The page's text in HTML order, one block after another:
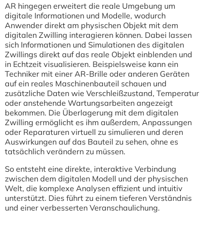
AR hingegen erweitert die reale Umgebung um
digitale Informationen und Modelle, wodurch
Anwender direkt am physischen Objekt mit dem
digitalen Zwilling interagieren können. Dabei lassen
sich Informationen und Simulationen des digitalen
Zwillings direkt auf das reale Objekt einblenden und
in Echtzeit visualisieren. Beispielsweise kann ein
Techniker mit einer AR-Brille oder anderen Geräten
auf ein reales Maschinenbauteil schauen und
zusätzliche Daten wie Verschleißzustand, Temperatur
oder anstehende Wartungsarbeiten angezeigt
bekommen. Die Überlagerung mit dem digitalen
Zwilling ermöglicht es ihm außerdem, Anpassungen
oder Reparaturen virtuell zu simulieren und deren
Auswirkungen auf das Bauteil zu sehen, ohne es
tatsächlich verändern zu müssen.
So entsteht eine direkte, interaktive Verbindung
zwischen dem digitalen Modell und der physischen
Welt, die komplexe Analysen effizient und intuitiv
unterstützt. Dies führt zu einem tieferen Verständnis
und einer verbesserten Veranschaulichung.